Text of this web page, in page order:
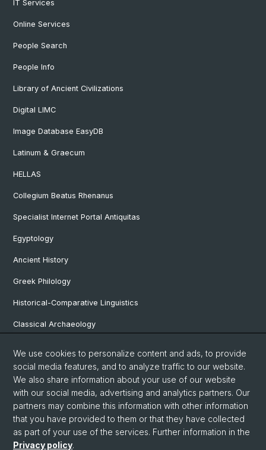
IT Services
Online Services
People Search
People Info
Library of Ancient Civilizations
Digital LIMC
Image Database EasyDB
Latinum & Graecum
HELLAS
Collegium Beatus Rhenanus
Specialist Internet Portal Antiquitas
Egyptology
Ancient History
Greek Philology
Historical-Comparative Linguistics
Classical Archaeology
Pre- and Protohistorical and Provincial Roman Archaeology
Vindonissa Professorship
© University of Basel
We use cookies to personalize content and ads, to provide
social media features, and to analyze traffic to our website.
We also share information about your use of our website
with our social media, advertising and analytics partners. Our
partners may combine this information with other information
that you have provided to them or that they have collected
as part of your use of the services. Further information in the
Privacy policy.